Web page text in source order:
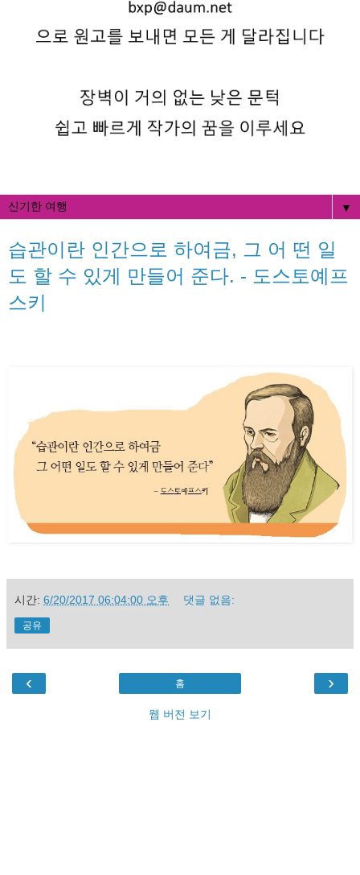
▼
습관이란 인간으로 하여금, 그 어 떤 일
도 할 수 있게 만들어 준다. - 도스토예프
스키
시간: 6/20/2017 06:04:00 오후 댓글 없음:
공유
‹ ›
홈
웹 버전 보기